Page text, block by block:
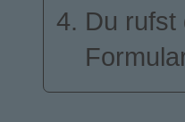
DIE DEN ÜBLICHEN
ALEXA, SIRI UND CO
KONKURRENZ MACHEN,
MERCURY HAT ABER NOCH
BIETEN: MIT PROJEKT „JUPITER“
Du rufst